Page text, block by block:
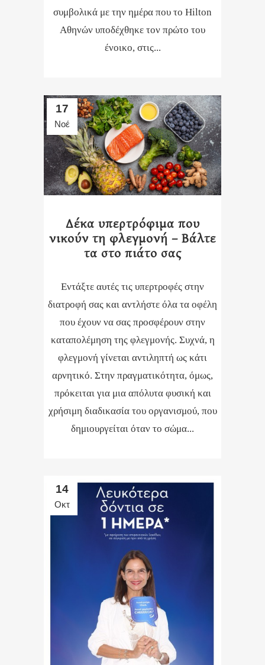
συμβολικά με την ημέρα που το Hilton
Αθηνών υποδέχθηκε τον πρώτο του
ένοικο, στις...
17
Νοέ
Δέκα υπερτρόφιμα που
νικούν τη φλεγμονή – Βάλτε
τα στο πιάτο σας
Εντάξτε αυτές τις υπερτροφές στην
διατροφή σας και αντλήστε όλα τα οφέλη
που έχουν να σας προσφέρουν στην
καταπολέμηση της φλεγμονής. Συχνά, η
φλεγμονή γίνεται αντιληπτή ως κάτι
αρνητικό. Στην πραγματικότητα, όμως,
πρόκειται για μια απόλυτα φυσική και
χρήσιμη διαδικασία του οργανισμού, που
δημιουργείται όταν το σώμα...
14
Οκτ